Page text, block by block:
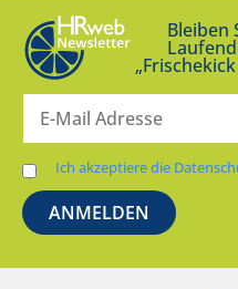
Bleiben
Ich akzeptiere die